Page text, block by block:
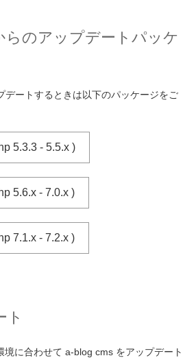
らのアップデートパッケ
デートするときは以下のパッケージをご
5.3.3 - 5.5.x )
5.6.x - 7.0.x )
7.1.x - 7.2.x )
ト
境に合わせて a-blog cms をアップデート